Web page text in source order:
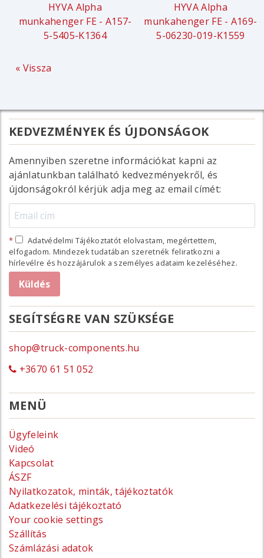
HYVA Alpha
munkahenger FE - A157-
5-5405-K1364
HYVA Alpha
munkahenger FE - A169-
5-06230-019-K1559
« Vissza
KEDVEZMÉNYEK ÉS ÚJDONSÁGOK
Amennyiben szeretne információkat kapni az
ajánlatunkban található kedvezményekről, és
újdonságokról kérjük adja meg az email címét:
Adatvédelmi Tájékoztatót elolvastam, megértettem,
elfogadom. Mindezek tudatában szeretnék feliratkozni a
hírlevélre és hozzájárulok a személyes adataim kezeléséhez.
SEGÍTSÉGRE VAN SZÜKSÉGE
shop@truck-components.hu
+3670 61 51 052
MENÜ
Ügyfeleink
Videó
Kapcsolat
ÁSZF
Nyilatkozatok, minták, tájékoztatók
Adatkezelési tájékoztató
Your cookie settings
Szállítás
Számlázási adatok